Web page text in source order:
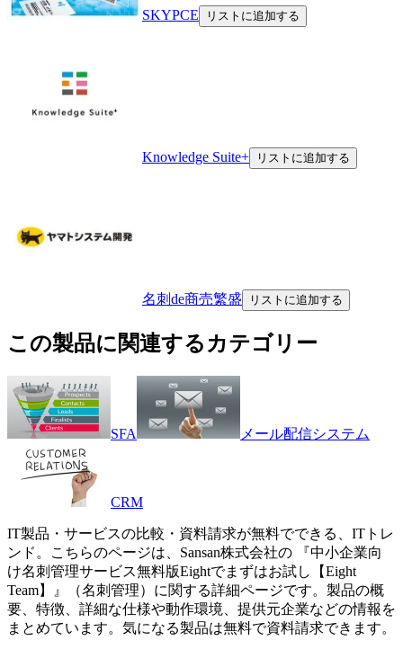
SKYPCE リストに追加する
Knowledge Suite+ リストに追加する
名刺de商売繁盛 リストに追加する
この製品に関連するカテゴリー
SFA メール配信システム
CRM
IT製品・サービスの比較・資料請求が無料でできる、ITトレ
ンド。こちらのページは、 Sansan株式会社の 『中小企業向
け名刺管理サービス無料版Eightでまずはお試し【Eight
Team】
』（名刺管理）に関する詳細ページです。製品の概
要、特徴、詳細な仕様や動作環境、提供元企業などの情報を
まとめています。気になる製品は無料で資料請求できます。